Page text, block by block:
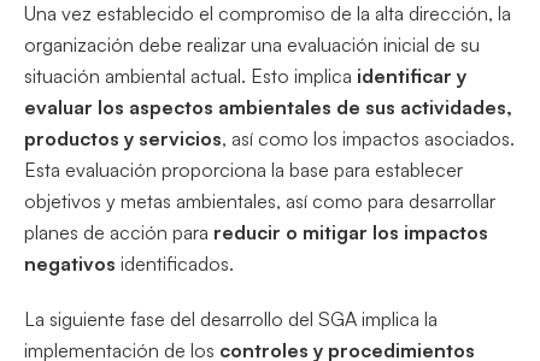
Una vez establecido el compromiso de la alta dirección, la
organización debe realizar una evaluación inicial de su
situación ambiental actual. Esto implica identificar y
evaluar los aspectos ambientales de sus actividades,
productos y servicios, así como los impactos asociados.
Esta evaluación proporciona la base para establecer
objetivos y metas ambientales, así como para desarrollar
planes de acción para reducir o mitigar los impactos
negativos identificados.
La siguiente fase del desarrollo del SGA implica la
implementación de los controles y procedimientos